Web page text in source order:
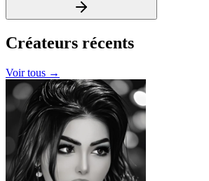
Créateurs récents
Voir tous →